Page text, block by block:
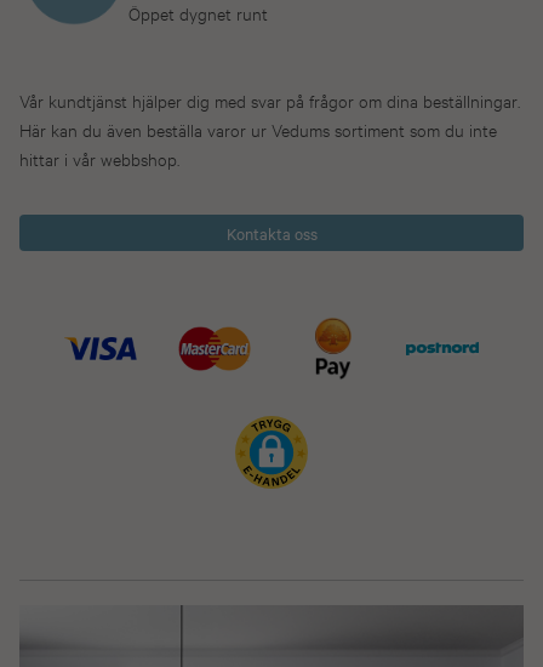
Öppet dygnet runt
Vår kundtjänst hjälper dig med svar på frågor om dina beställningar.
Här kan du även beställa varor ur Vedums sortiment som du inte
hittar i vår webbshop.
Kontakta oss